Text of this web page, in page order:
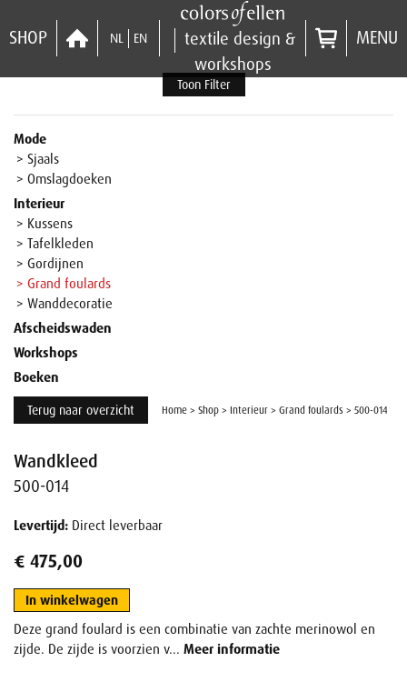
SHOP NL EN
textile design &
workshops
MENU
Toon Filter
Mode
> Sjaals
> Omslagdoeken
Interieur
> Kussens
> Tafelkleden
> Gordijnen
> Grand foulards
> Wanddecoratie
Afscheidswaden
Workshops
Boeken
Terug naar overzicht Home > Shop > Interieur > Grand foulards > 500-014
Wandkleed
500-014
Levertijd: Direct leverbaar
€ 475,00
In winkelwagen
Deze grand foulard is een combinatie van zachte merinowol en
zijde. De zijde is voorzien v... Meer informatie